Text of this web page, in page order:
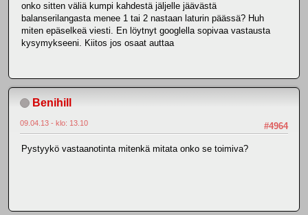
onko sitten väliä kumpi kahdestä jäljelle jäävästä
balanserilangasta menee 1 tai 2 nastaan laturin päässä? Huh
miten epäselkeä viesti. En löytnyt googlella sopivaa vastausta
kysymykseeni. Kiitos jos osaat auttaa
Benihill
#4964
09.04.13 - klo: 13.10
Pystyykö vastaanotinta mitenkä mitata onko se toimiva?